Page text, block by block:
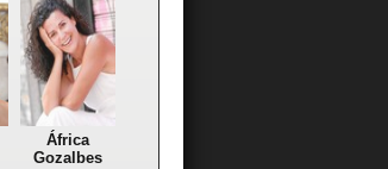
África
Gozalbes